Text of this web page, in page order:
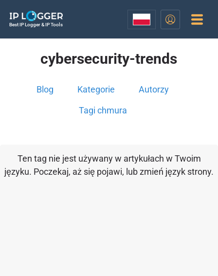
Best IP Logger & IP Tools
cybersecurity-trends
Blog Kategorie Autorzy
Tagi chmura